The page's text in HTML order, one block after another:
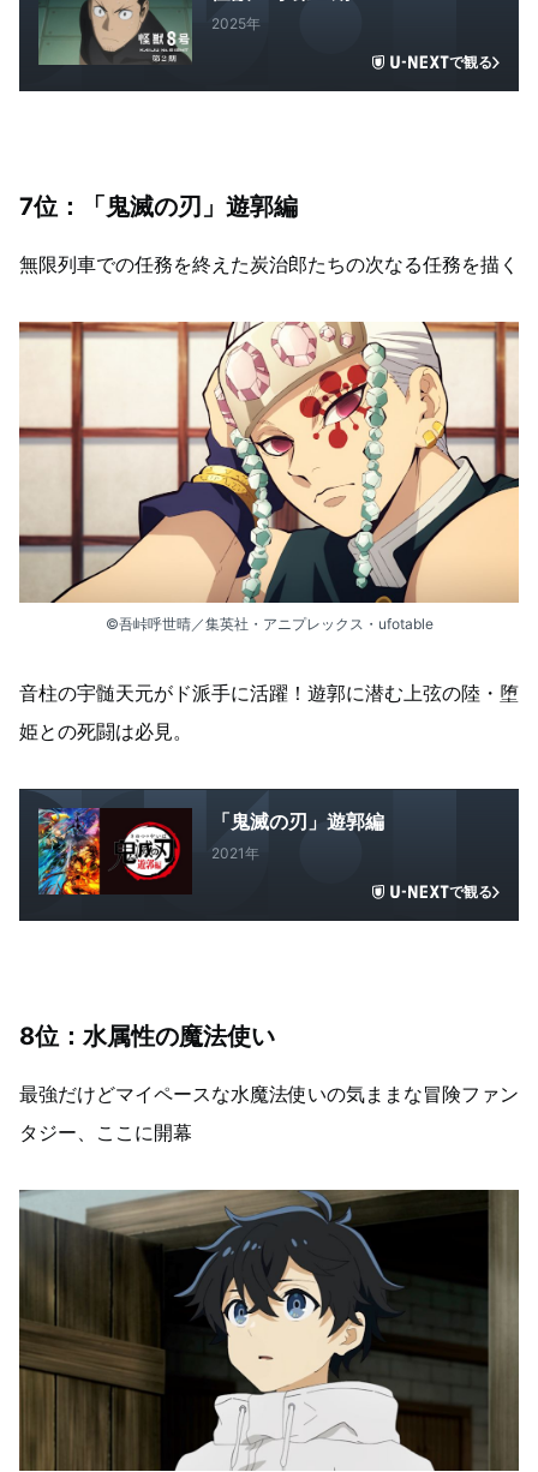
2025年
で観る
7位：「鬼滅の刃」遊郭編
無限列車での任務を終えた炭治郎たちの次なる任務を描く
©吾峠呼世晴／集英社・アニプレックス・ufotable
音柱の宇髄天元がド派手に活躍！遊郭に潜む上弦の陸・堕
姫との死闘は必見。
「鬼滅の刃」遊郭編
2021年
で観る
8位：水属性の魔法使い
最強だけどマイペースな水魔法使いの気ままな冒険ファン
タジー、ここに開幕